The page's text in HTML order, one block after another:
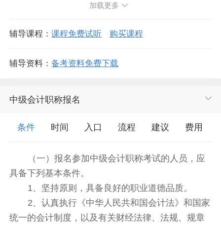
加载更多
辅导课程：课程免费试听 购买课程
辅导资料：备考资料免费下载
中级会计职称报名
条件 时间 入口 流程 建议 费用
（一）报名参加中级会计职称考试的人员，应
具备下列基本条件。
1、坚持原则，具备良好的职业道德品质。
2、认真执行《中华人民共和国会计法》和国家
统一的会计制度，以及有关财经法律、法规、规章